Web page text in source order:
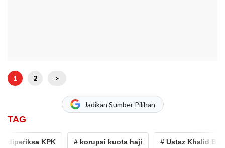
1 2 >
Jadikan Sumber Pilihan
TAG
KPK # korupsi kuota haji # Ustaz Khalid